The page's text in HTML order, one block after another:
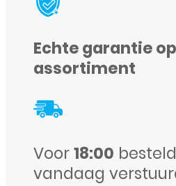
Echte garantie
assortiment
Voor18:00
vandaag